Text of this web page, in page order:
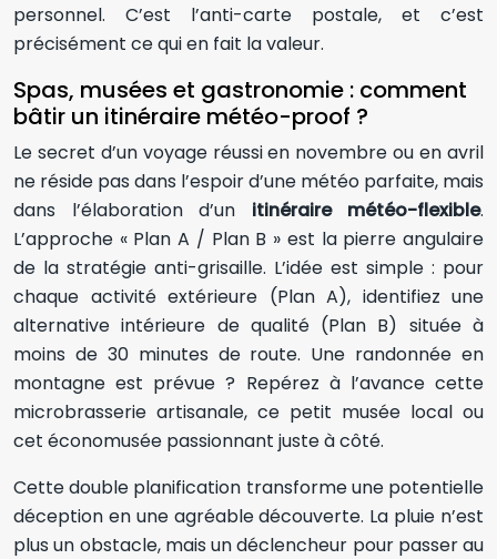
personnel. C’est l’anti-carte postale, et c’est
précisément ce qui en fait la valeur.
Spas, musées et gastronomie : comment
bâtir un itinéraire météo-proof ?
Le secret d’un voyage réussi en novembre ou en avril
ne réside pas dans l’espoir d’une météo parfaite, mais
dans l’élaboration d’un itinéraire météo-flexible.
L’approche « Plan A / Plan B » est la pierre angulaire
de la stratégie anti-grisaille. L’idée est simple : pour
chaque activité extérieure (Plan A), identifiez une
alternative intérieure de qualité (Plan B) située à
moins de 30 minutes de route. Une randonnée en
montagne est prévue ? Repérez à l’avance cette
microbrasserie artisanale, ce petit musée local ou
cet économusée passionnant juste à côté.
Cette double planification transforme une potentielle
déception en une agréable découverte. La pluie n’est
plus un obstacle, mais un déclencheur pour passer au